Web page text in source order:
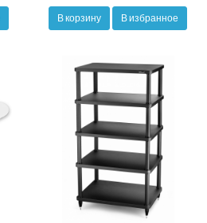
В корзину В избранное